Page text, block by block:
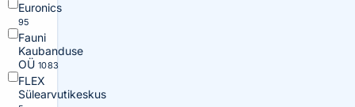
Euronics
95
Fauni
Kaubanduse
OÜ 1083
FLEX
Sülearvutikeskus